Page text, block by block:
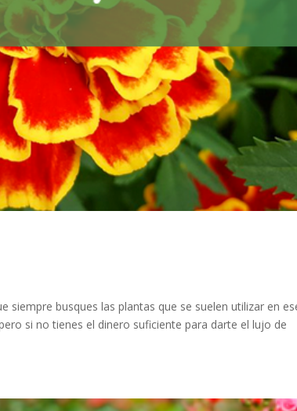
siempre busques las plantas que se suelen utilizar en
si no tienes el dinero suficiente para darte el lujo de